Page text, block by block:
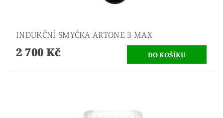
INDUKČNÍ SMYČKA ARTONE 3 MAX
2 700 Kč